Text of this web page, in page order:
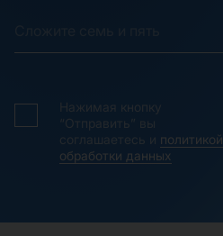
Нажимая кнопку
“Отправить” вы
соглашаетесь и политикой
обработки данных